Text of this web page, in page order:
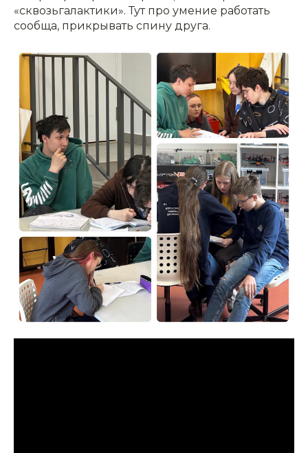
«сквозьгалактики». Тут про умение работать
сообща, прикрывать спину друга.